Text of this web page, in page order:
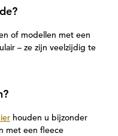
of modellen met een
– ze zijn veelzijdig te
houden u bijzonder
met een fleece